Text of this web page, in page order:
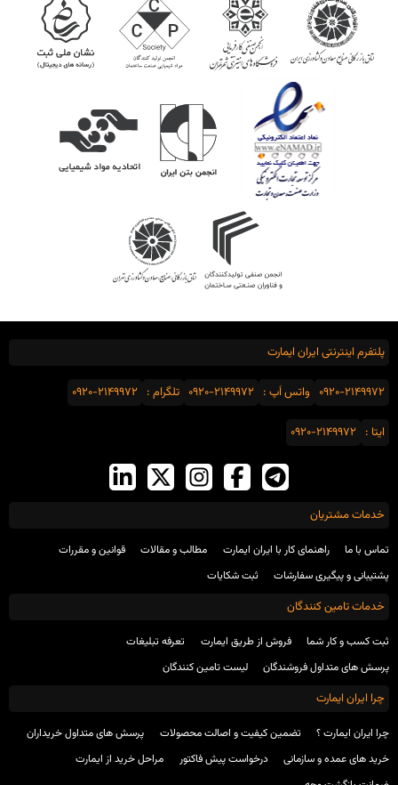
پلتفرم اینترنتی ایران ایمارت
0920-2149972 واتس اَپ : 0920-2149972 تلگرام : 0920-2149972
ایتا : 0920-2149972
خدمات مشتریان
تماس با ما راهنمای کار با ایران ایمارت مطالب و مقالات
قوانین و مقررات
پشتیبانی و پیگیری سفارشات
ثبت شکایات
خدمات تامین کنندگان
ثبت کسب و کار شما فروش از طریق ایمارت
تعرفه تبلیغات
پرسش های متداول فروشندگان
لیست تامین کنندگان
چرا ایران ایمارت
چرا ایران ایمارت ؟ تضمین کیفیت و اصالت محصولات
پرسش های متداول خریداران
خرید های عمده و سازمانی
درخواست پیش فاکتور
مراحل خرید از ایمارت